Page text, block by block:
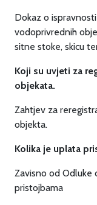
Dokaz o
vodoprivrednih
sitne stoke, skicu
Koji su uvjeti za
objekata.
Zahtjev za
objekta.
Kolika je uplata
Zavisno od Odluke
pristojbama